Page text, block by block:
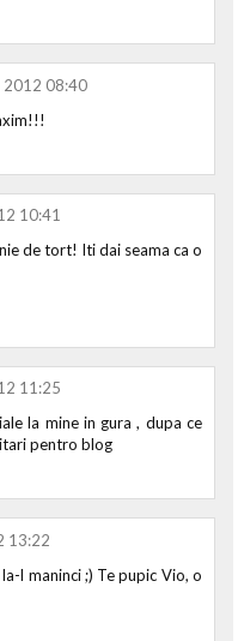
2012 08:40
10:41
de tort! Iti dai seama ca o
11:25
la mine in gura , dupa ce
pentro blog
13:22
l maninci ;) Te pupic Vio, o